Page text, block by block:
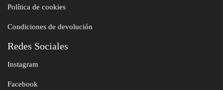
Política de cookies
Condiciones de devolución
Redes Sociales
Instagram
Facebook